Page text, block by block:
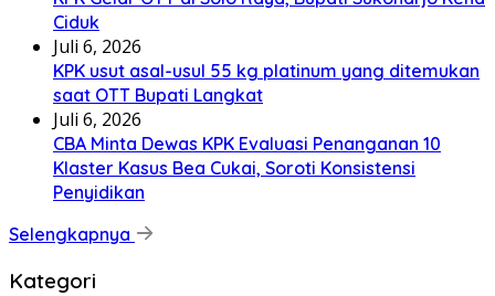
Ciduk
Juli 6, 2026
KPK usut asal-usul 55 kg platinum yang ditemukan
saat OTT Bupati Langkat
Juli 6, 2026
CBA Minta Dewas KPK Evaluasi Penanganan 10
Klaster Kasus Bea Cukai, Soroti Konsistensi
Penyidikan
Selengkapnya
Kategori